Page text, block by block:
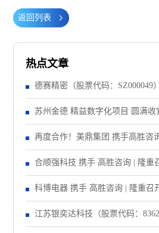
返回列表
热点文章
德赛精密（股票代码：SZ000049
精益注塑项目！
苏州金德 精益数字化项目 圆满收
再度合作！美鼎集团 携手高胜咨
合顺强科技 携手 高胜咨询 | 隆重
大会！
科博电器 携手 高胜咨询 | 隆重召
动大会！
江苏银奕达科技（股票代码：